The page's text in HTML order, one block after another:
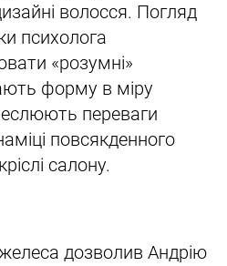
волосся. Погляд
психолога
«розумні»
форму в міру
переваги
повсякденного
салону.
дозволив Андрію